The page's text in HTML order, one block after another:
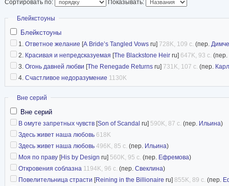
Сортировать по: Показывать:
Скрыть
Блейкстоуны
Блейкстоуны
1. Ответное желание [A Bride’s Tangled Vows ru] 728K, 109 с. (пер.
2. Красивая и непредсказуемая [The Blackstone Heir ru] 647K, 93 с. (пер.
3. Огонь давней любви [The Renegade Returns ru] 731K, 107 с. (пер.
4. Счастливое недоразумение 1130K
Скрыть
Вне серий
Вне серий
В омуте запретных чувств [Son of Scandal ru] 590K, 87 с. (пер. Ильина)
Здесь живет наша любовь 618K
Здесь живет наша любовь 496K, 85 с. (пер. Ильина)
Моя по праву [His by Design ru] 560K, 95 с. (пер. Ефремова)
Откровения соблазна 1194K, 96 с. (пер. Свеклина)
Повелительница страсти [Reining in the Billionaire ru] 855K, 89 с. (пер.